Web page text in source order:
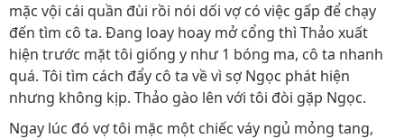
mặc vội cái quần đùi rồi nói dối vợ có việc gấp để chạy
đến tìm cô ta. Đang loay hoay mở cổng thì Thảo xuất
hiện trước mặt tôi giống y như 1 bóng ma, cô ta nhanh
quá. Tôi tìm cách đẩy cô ta về vì sợ Ngọc phát hiện
nhưng không kịp. Thảo gào lên với tôi đòi gặp Ngọc.
Ngay lúc đó vợ tôi mặc một chiếc váy ngủ mỏng tang,